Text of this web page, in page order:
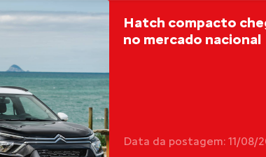
Hatch compacto
no mercado nacional
Data da postagem: 11/08/